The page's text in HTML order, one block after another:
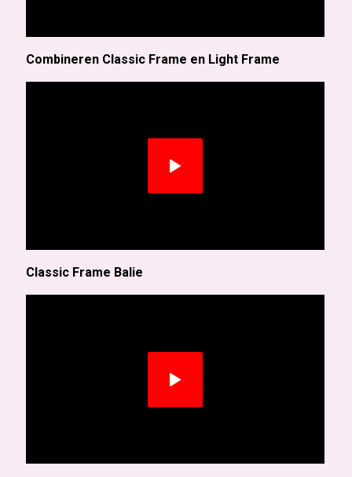
Combineren Classic Frame en Light Frame
Classic Frame Balie